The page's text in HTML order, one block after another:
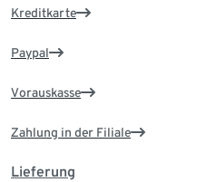
Kreditkarte
Paypal
Vorauskasse
Zahlung in der Filiale
Lieferung